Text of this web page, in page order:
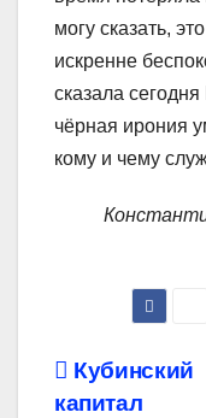
могу сказать,
искренне
сказала
чёрная ирония
кому и чему
Кубинский
капитал